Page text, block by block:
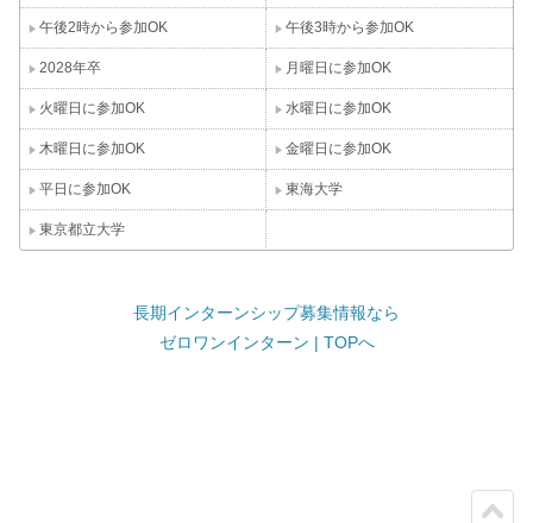
午後2時から参加OK 午後3時から参加OK
2028年卒 月曜日に参加OK
火曜日に参加OK 水曜日に参加OK
木曜日に参加OK 金曜日に参加OK
平日に参加OK 東海大学
東京都立大学
長期インターンシップ募集情報なら
ゼロワンインターン | TOPへ